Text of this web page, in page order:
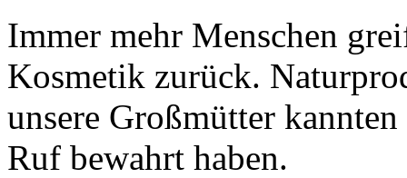
Immer mehr Menschen
Kosmetik zurück.
unsere Großmütter
Ruf bewahrt haben.